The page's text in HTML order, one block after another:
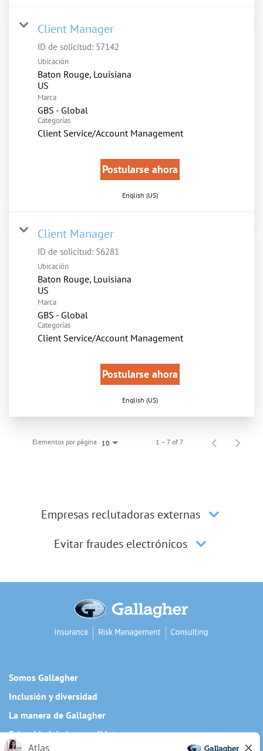
Client Manager
ID de solicitud: 57142
Ubicación
Baton Rouge, Louisiana
Marca
GBS - Global
Categorías
Client Service/Account Management
Postularse ahora
English (US)
Client Manager
ID de solicitud: 56281
Ubicación
Baton Rouge, Louisiana
Marca
GBS - Global
Categorías
Client Service/Account Management
Postularse ahora
English (US)
Elementos por página 10 1 – 7 of 7
Empresas reclutadoras externas
Evitar fraudes electrónicos
Somos Gallagher
Inclusión y diversidad
La manera de Gallagher
Privacidad de los candidatos